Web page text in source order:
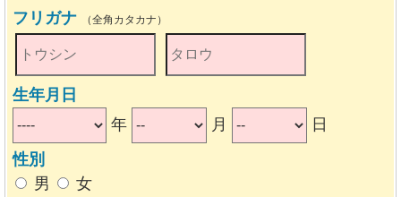
フリガナ （全角カタカナ）
生年月日
年
月
日
性別
男
女